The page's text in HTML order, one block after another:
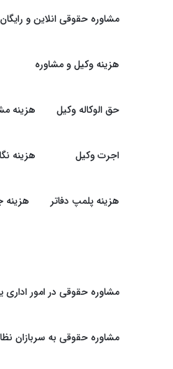
مشاوره حقوقی انلاین و رایگان
هزینه وکیل و مشاوره
حق الوکاله وکیل
اجرت وکیل
هزینه
هزینه
هزینه پلمپ دفاتر هزینه
مشاوره حقوقی در امور اداری
مشاوره حقوقی به سربازان